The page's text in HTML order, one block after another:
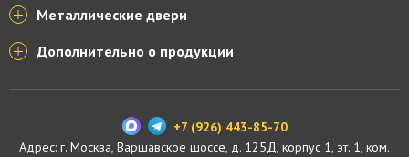
Металлические двери
Дополнительно о продукции
+7 (926) 443-85-70
Адрес: г. Москва, Варшавское шоссе, д. 125Д, корпус 1, эт. 1, ком.